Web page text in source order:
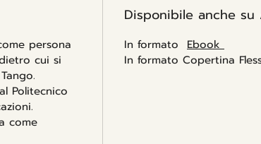
a che
persona
cui si
Politecnico
come
Disponibile anche su
In formato Ebook
In formato Copertina